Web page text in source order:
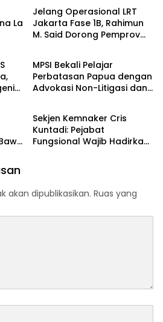
La
Jelang Operasional LRT
Jakarta Fase 1B, Rahimun
M. Said Dorong Pemprov
Initiative
Berita
MPSI Bekali Pelajar
Perbatasan Papua dengan
Advokasi Non-Litigasi dan
Berita
Sekjen Kemnaker Cris
Kuntadi: Pejabat
Fungsional Wajib Hadirkan
akan dipublikasikan. Ruas yang